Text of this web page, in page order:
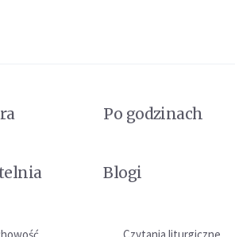
Po godzinach
Blogi